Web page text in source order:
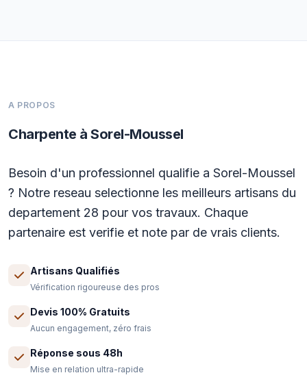
A PROPOS
Charpente à Sorel-Moussel
Besoin d'un professionnel qualifie a Sorel-Moussel
? Notre reseau selectionne les meilleurs artisans du
departement 28 pour vos travaux. Chaque
partenaire est verifie et note par de vrais clients.
Artisans Qualifiés
Vérification rigoureuse des pros
Devis 100% Gratuits
Aucun engagement, zéro frais
Réponse sous 48h
Mise en relation ultra-rapide